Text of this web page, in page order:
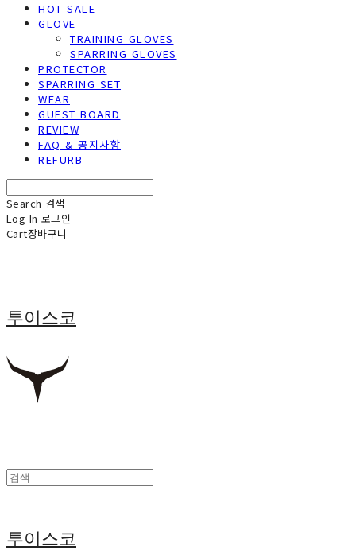
HOT SALE
GLOVE
TRAINING GLOVES
SPARRING GLOVES
PROTECTOR
SPARRING SET
WEAR
GUEST BOARD
REVIEW
FAQ & 공지사항
REFURB
Search 검색
Log In 로그인
Cart장바구니
투이스코
투이스코